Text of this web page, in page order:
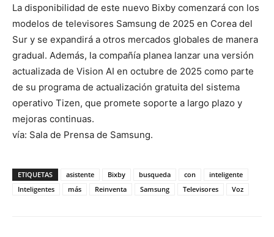
La disponibilidad de este nuevo Bixby comenzará con los
modelos de televisores Samsung de 2025 en Corea del
Sur y se expandirá a otros mercados globales de manera
gradual. Además, la compañía planea lanzar una versión
actualizada de Vision AI en octubre de 2025 como parte
de su programa de actualización gratuita del sistema
operativo Tizen, que promete soporte a largo plazo y
mejoras continuas.
vía: Sala de Prensa de Samsung.
ETIQUETAS asistente Bixby busqueda con
inteligente
Inteligentes
más Reinventa Samsung Televisores Voz